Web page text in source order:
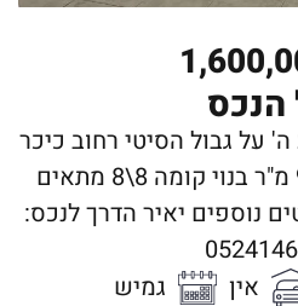
הנכס
על גבול הסיטי רחוב כיכר
סיגל! דירת 3.5 חד' 96 מ"ר בנוי קומה 8\8 מתאים
נוספים יאיר הדרך לנכס:
אין גמיש